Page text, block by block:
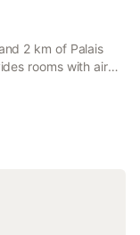
2 km of Palais
rooms with air
This property